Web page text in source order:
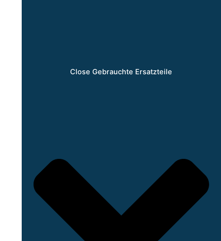
Close Gebrauchte Ersatzteile